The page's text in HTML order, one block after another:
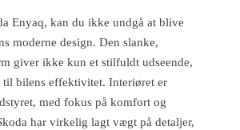
Enyaq, kan du ikke undgå at blive
moderne design. Den slanke,
giver ikke kun et stilfuldt udseende,
til bilens effektivitet. Interiøret er
med fokus på komfort og
har virkelig lagt vægt på detaljer,